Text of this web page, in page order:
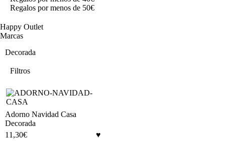
Regalos por menos de 50€
Happy Outlet
Marcas
Decorada
Filtros
Adorno Navidad Casa
Decorada
11,30€